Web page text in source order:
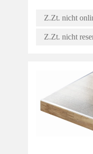
Z.Zt. nicht
Z.Zt. nicht